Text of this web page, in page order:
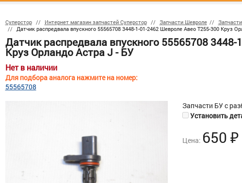
Суперстор Интернет магазин запчастей Суперстор Запчасти Шевроле
Датчик распредвала впускного 55565708 3448-1-01-2462 Шевроле Авео Т255-300 Круз
Датчик распредвала впускного 55565708
Круз Орландо Астра J - БУ
Нет в наличии
Для подбора аналога нажмите на номер:
55565708
Запчасти БУ с
Установить
Цена: 650₽